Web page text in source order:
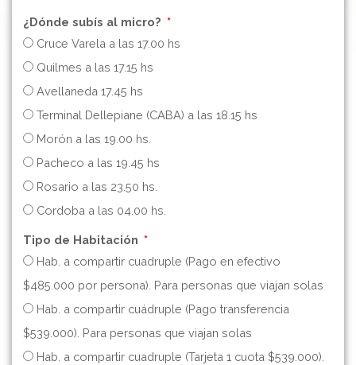
¿Dónde subís al micro?
Cruce Varela a las 17.00 hs
Quilmes a las 17.15 hs
Avellaneda 17.45 hs
Terminal Dellepiane (CABA) a las 18.15 hs
Morón a las 19.00 hs.
Pacheco a las 19.45 hs
Rosario a las 23.50 hs.
Cordoba a las 04.00 hs.
Tipo de Habitación
Hab. a compartir cuadruple (Pago en efectivo
$485.000 por persona). Para personas que viajan solas
Hab. a compartir cuádruple (Pago transferencia
$539.000). Para personas que viajan solas
Hab. a compartir cuadruple (Tarjeta 1 cuota $539.000).